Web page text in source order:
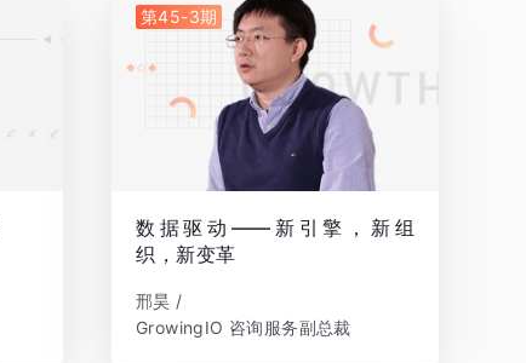
第45-3期
数据驱动——新引擎，新组
织，新变革
邢昊 /
GrowingIO 咨询服务副总裁